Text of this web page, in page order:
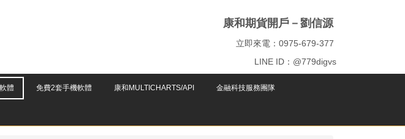
康和期貨開戶－劉信源
立即來電：0975-679-377
LINE ID：@779digvs
體 免費2套手機軟體 康和MULTICHARTS/API 金融科技服務團隊